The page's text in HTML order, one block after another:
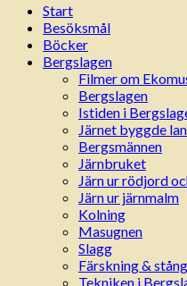
Start
Besöksmål
Böcker
Bergslagen
Filmer om
Bergslagen
Istiden i
Järnet byggde
Bergsmännen
Järnbruket
Järn ur rödjord
Järn ur järnmalm
Kolning
Masugnen
Slagg
Färskning &
Tekniken i